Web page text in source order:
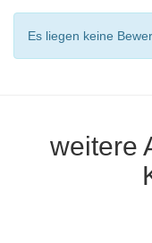
Es liegen keine
weitere